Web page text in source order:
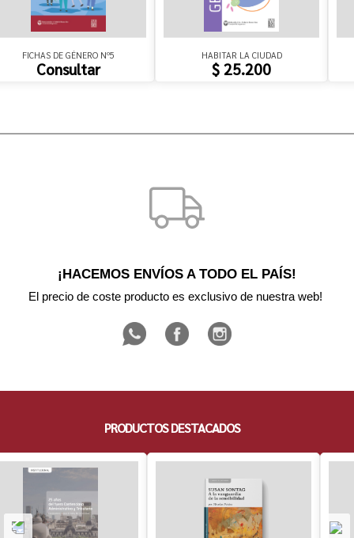
FICHAS DE GÉNERO Nº5
Consultar
HABITAR LA CIUDAD
$ 25.200
¡HACEMOS ENVÍOS A TODO EL PAÍS!
El precio de coste producto es exclusivo de nuestra web!
PRODUCTOS DESTACADOS